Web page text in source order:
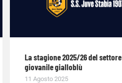
La stagione 2025/26 del settore
giovanile gialloblù
11 Agosto 2025